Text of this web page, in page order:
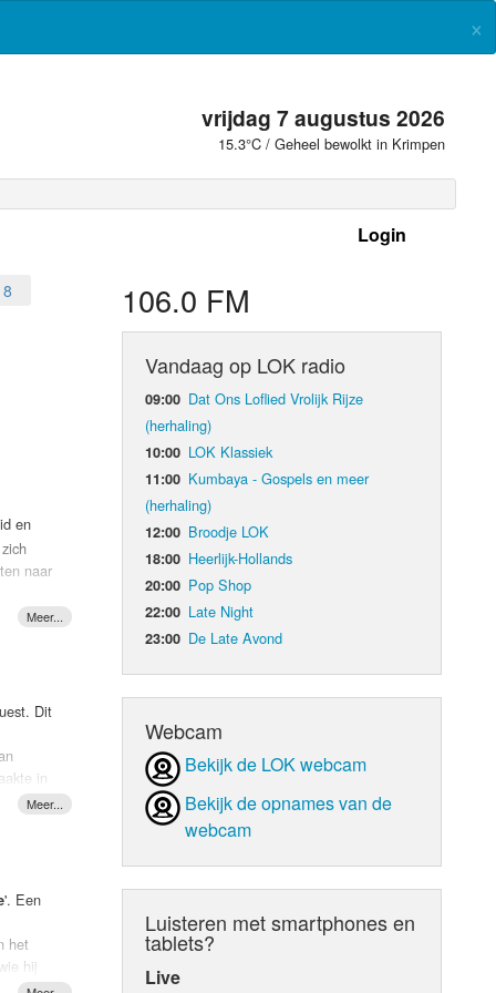
×
vrijdag 7 augustus 2026
15.3°C / Geheel bewolkt in Krimpen
Login
en
naar
een
Dit
in
de
voor
'. Een
het
hij
106.0 FM
Vandaag op LOK radio
09:00 Dat Ons Loflied Vrolijk Rijze
(herhaling)
10:00 LOK Klassiek
11:00 Kumbaya - Gospels en meer
(herhaling)
12:00 Broodje LOK
18:00 Heerlijk-Hollands
20:00 Pop Shop
22:00 Late Night
23:00 De Late Avond
Webcam
Bekijk de LOK webcam
Bekijk de opnames van de
webcam
Luisteren met smartphones en
tablets?
Live